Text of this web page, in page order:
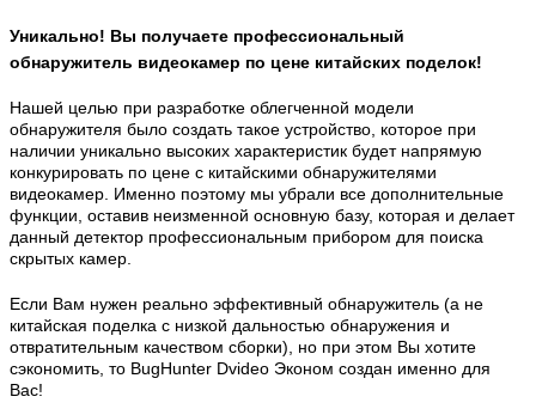
Уникально! Вы получаете профессиональный
обнаружитель видеокамер по цене китайских поделок!
Нашей целью при разработке облегченной модели
обнаружителя было создать такое устройство, которое при
наличии уникально высоких характеристик будет напрямую
конкурировать по цене с китайскими обнаружителями
видеокамер. Именно поэтому мы убрали все дополнительные
функции, оставив неизменной основную базу, которая и делает
данный детектор профессиональным прибором для поиска
скрытых камер.
Если Вам нужен реально эффективный обнаружитель (а не
китайская поделка с низкой дальностью обнаружения и
отвратительным качеством сборки), но при этом Вы хотите
сэкономить, то BugHunter Dvideo Эконом создан именно для
Вас!